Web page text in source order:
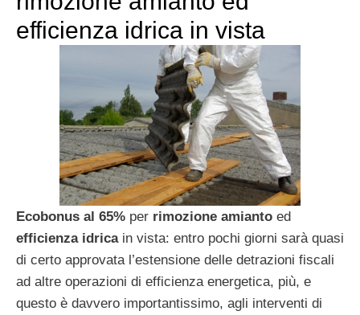
efficienza idrica in vista
Ecobonus al 65% per rimozione amianto ed
efficienza idricain vista: entro pochi giorni sarà quasi
di certo approvata l’estensione delle detrazioni fiscali
ad altre operazioni di efficienza energetica, più, e
questo è davvero importantissimo, agli interventi di